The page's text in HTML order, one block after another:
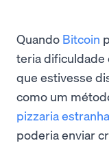
Quando Bitcoin
teria dificuldade
que estivesse
como um
pizzaria estranha
poderia enviar